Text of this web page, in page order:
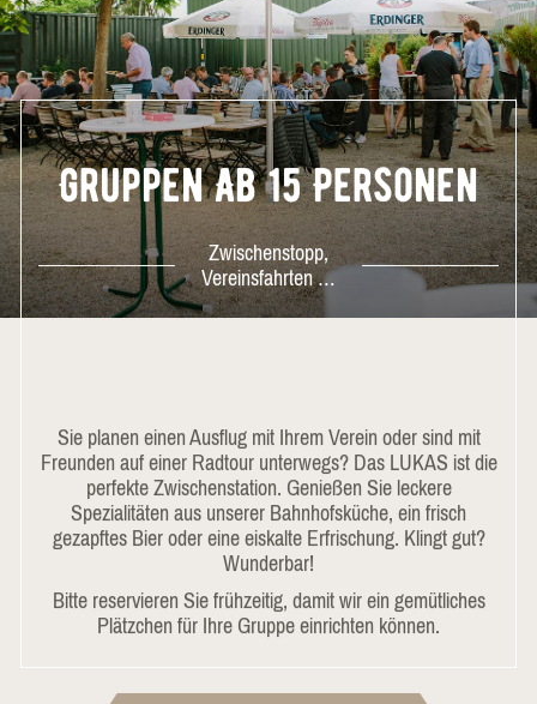
Gruppen Ab 15 Personen
Zwischenstopp,
Vereinsfahrten …
Sie planen einen Ausflug mit Ihrem Verein oder sind mit
Freunden auf einer Radtour unterwegs? Das LUKAS ist die
perfekte Zwischenstation. Genießen Sie leckere
Spezialitäten aus unserer Bahnhofsküche, ein frisch
gezapftes Bier oder eine eiskalte Erfrischung. Klingt gut?
Wunderbar!
Bitte reservieren Sie frühzeitig, damit wir ein gemütliches
Plätzchen für Ihre Gruppe einrichten können.